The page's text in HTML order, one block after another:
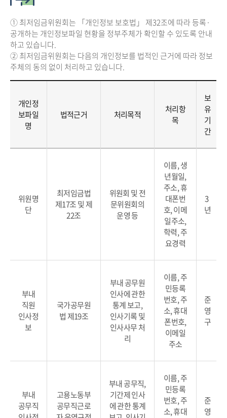
① 최저임금위원회는 「개인정보 보호법」 제32조에 따라 등록·
공개하는 개인정보파일 현황을 정부주체가 확인할 수 있도록 안내
하고 있습니다.
② 최저임금위원회는 다음의 개인정보를 법적인 근거에 따라 정보
주체의 동의 없이 처리하고 있습니다.
개인정
보파일
명
법적근거 처리목적
처리항
목
보
유
기
간
위원명
단
최저임금법
제17조 및 제
22조
위원회 및 전
문위원회의
운영 등
이름, 생
년월일,
주소, 휴
대폰번
호, 이메
일주소,
학력, 주
요경력
3
년
부내
직원
인사정
보
국가공무원
법 제19조
부내 공무원
인사에 관한
통계 보고,
인사기록 및
인사사무 처
리
이름, 주
민등록
번호, 주
소, 휴대
폰번호,
이메일
주소
준
영
구
부내
공무직
고용노동부
공무직근로
부내 공무직,
기간제 인사
에 관한 통계
이름, 주
민등록
번호, 주
소, 휴대
준
영